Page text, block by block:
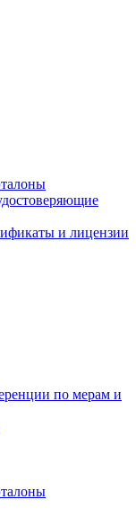
и лицензии
по мерам и